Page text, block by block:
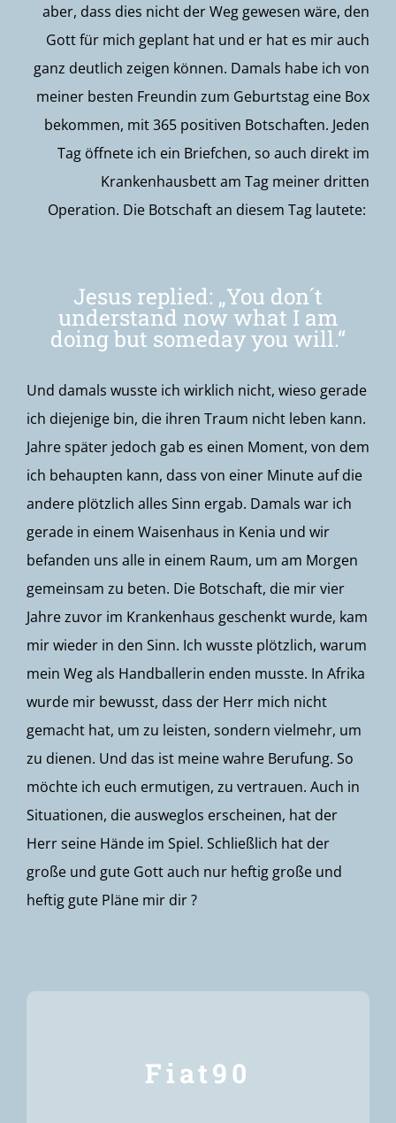
aber, dass dies nicht der Weg gewesen wäre, den
Gott für mich geplant hat und er hat es mir auch
ganz deutlich zeigen können. Damals habe ich von
meiner besten Freundin zum Geburtstag eine Box
bekommen, mit 365 positiven Botschaften. Jeden
Tag öffnete ich ein Briefchen, so auch direkt im
Krankenhausbett am Tag meiner dritten
Operation. Die Botschaft an diesem Tag lautete:
Jesus replied: „You don´t
understand now what I am
doingbut somedayyou will.“
Und damals wusste ich wirklich nicht, wieso gerade
ich diejenige bin, die ihren Traum nicht leben kann.
Jahre später jedoch gab es einen Moment, von dem
ich behaupten kann, dass von einer Minute auf die
andere plötzlich alles Sinn ergab. Damals war ich
gerade in einem Waisenhaus in Kenia und wir
befanden uns alle in einem Raum, um am Morgen
gemeinsam zu beten. Die Botschaft, die mir vier
Jahre zuvor im Krankenhaus geschenkt wurde, kam
mir wieder in den Sinn. Ich wusste plötzlich, warum
mein Weg als Handballerin enden musste. In Afrika
wurde mir bewusst, dass der Herr mich nicht
gemacht hat, um zu leisten, sondern vielmehr, um
zu dienen. Und das ist meine wahre Berufung. So
möchte ich euch ermutigen, zu vertrauen. Auch in
Situationen, dieausweglos erscheinen, hat der
Herr seine Hände im Spiel. Schließlich hat der
große und gute Gott auch nur heftig große und
heftig gute Pläne mir dir?
Fiat90